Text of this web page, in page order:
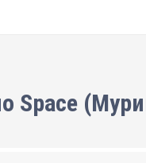
Space